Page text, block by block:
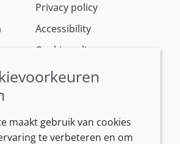
Privacy policy
Accessibility
Cookie policy
Conditions of sale
maakt gebruik van cookies
te verbeteren en om